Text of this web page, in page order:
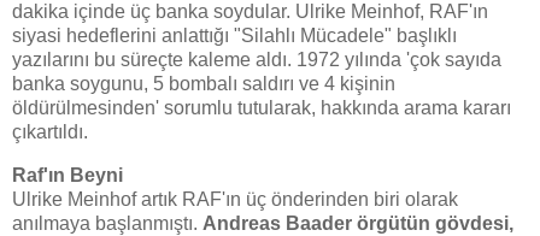
dakika içinde üç banka soydular. Ulrike Meinhof, RAF'ın
siyasi hedeflerini anlattığı "Silahlı Mücadele" başlıklı
yazılarını bu süreçte kaleme aldı. 1972 yılında 'çok sayıda
banka soygunu, 5 bombalı saldırı ve 4 kişinin
öldürülmesinden' sorumlu tutularak, hakkında arama kararı
çıkartıldı.
Raf'ın Beyni
Ulrike Meinhof artık RAF'ın üç önderinden biri olarak
anılmaya başlanmıştı. Andreas Baader örgütün gövdesi,